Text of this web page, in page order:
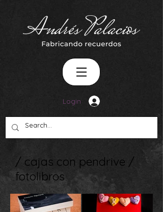
Login
/ cajas con pendrive /
fotolibros